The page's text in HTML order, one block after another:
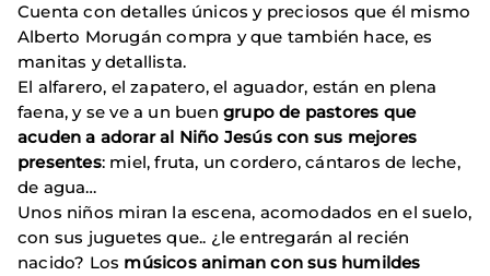
Cuenta con detalles únicos y preciosos que él mismo
Alberto Morugán compra y que también hace, es
manitas y detallista.
El alfarero, el zapatero, el aguador, están en plena
faena, y se ve a un buen grupo de pastores que
acuden a adorar al Niño Jesús con sus mejores
presentes: miel, fruta, un cordero, cántaros de leche,
de agua…
Unos niños miran la escena, acomodados en el suelo,
con sus juguetes que.. ¿le entregarán al recién
nacido? Los músicos animan con sus humildes